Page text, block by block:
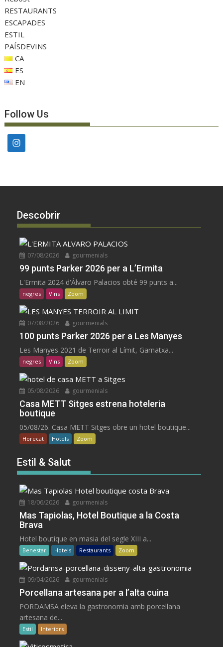
RESTAURANTS
ESCAPADES
ESTIL
PAÍSDEVINS
CA
ES
EN
Follow Us
Descobrir
07/08/2026 gourmenials
99 punts Parker 2026 per a L’Ermita
L'Ermita 2024 d'Álvaro Palacios obté 99 punts a...
negres Vins Zoom
07/08/2026 gourmenials
100 punts Parker 2026 per a Les Manyes
Les Manyes 2021 de Terroir al Límit, Garnatxa...
negres Vins Zoom
05/08/2026 gourmenials
Casa METT Sitges estrena hoteleria
boutique
05/08/26. Casa METT Sitges obre un hotel boutique...
Horecat Hotels Zoom
Estil & Salut
18/06/2026 gourmenials
Mas Tapiolas, Hotel Boutique a la Costa
Brava
Hotel boutique en masia del segle XIII a...
Benestar Hotels Restaurants Zoom
09/04/2026 gourmenials
Porcellana artesana per a l’alta cuina
PORDAMSA eleva la gastronomia amb porcellana
artesana de...
Estil Interiors